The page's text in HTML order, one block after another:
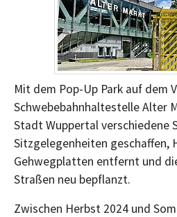
Mit dem Pop-Up Park auf dem
Schwebebahnhaltestelle Alter
Stadt Wuppertal verschiedene
Sitzgelegenheiten geschaffen,
Gehwegplatten entfernt und
Straßen neu bepflanzt.
Zwischen Herbst 2024 und